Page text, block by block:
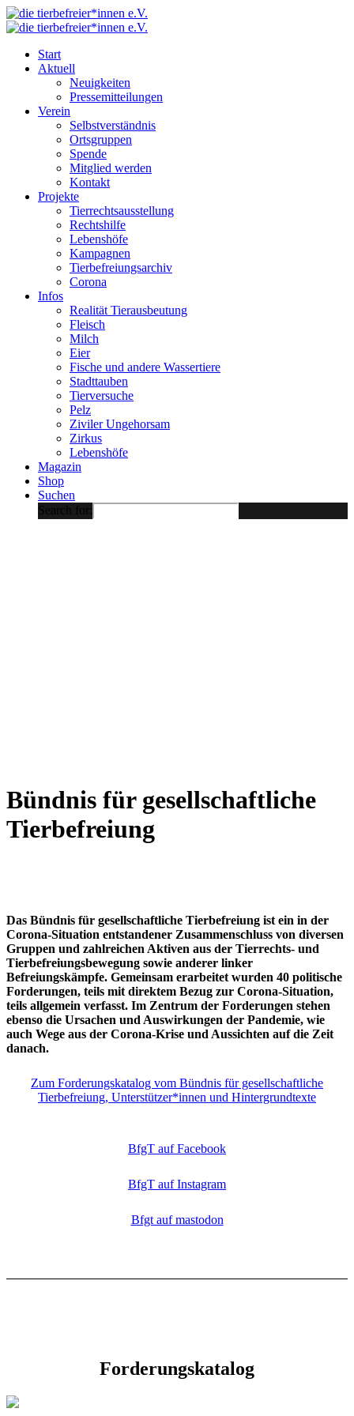
Start
Aktuell
Neuigkeiten
Pressemitteilungen
Verein
Selbstverständnis
Ortsgruppen
Spende
Mitglied werden
Kontakt
Projekte
Tierrechtsausstellung
Rechtshilfe
Lebenshöfe
Kampagnen
Tierbefreiungsarchiv
Corona
Infos
Realität Tierausbeutung
Fleisch
Milch
Eier
Fische und andere Wassertiere
Stadttauben
Tierversuche
Pelz
Ziviler Ungehorsam
Zirkus
Lebenshöfe
Magazin
Shop
Suchen
Search for:
Bündnis für gesellschaftliche
Tierbefreiung
Das Bündnis für gesellschaftliche Tierbefreiung ist ein in der
Corona-Situation entstandener Zusammenschluss von diversen
Gruppen und zahlreichen Aktiven aus der Tierrechts- und
Tierbefreiungsbewegung sowie anderer linker
Befreiungskämpfe. Gemeinsam erarbeitet wurden 40 politische
Forderungen, teils mit direktem Bezug zur Corona-Situation,
teils allgemein verfasst. Im Zentrum der Forderungen stehen
ebenso die Ursachen und Auswirkungen der Pandemie, wie
auch Wege aus der Corona-Krise und Aussichten auf die Zeit
danach.
Zum Forderungskatalog vom Bündnis für gesellschaftliche
Tierbefreiung, Unterstützer*innen und Hintergrundtexte
BfgT auf Facebook
BfgT auf Instagram
Bfgt auf mastodon
Forderungskatalog